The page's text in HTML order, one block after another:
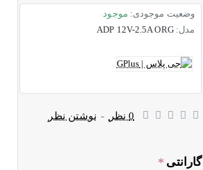
وضعیت موجودی: موجود
مدل: ADP 12V-2.5A ORG
0 نظر - نوشتن نظر
گارانتی